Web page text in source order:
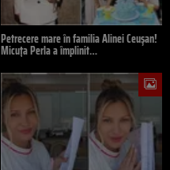
Petrecere mare în familia Alinei Ceușan!
Micuța Perla a împlinit…